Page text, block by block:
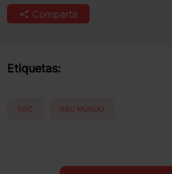
Compartir
Etiquetas:
BBC BBC MUNDO